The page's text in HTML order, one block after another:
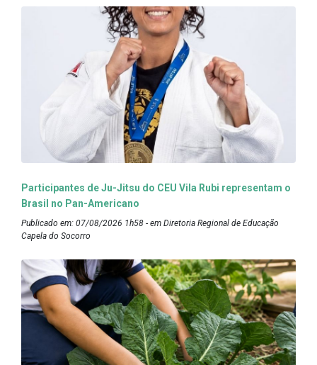
Participantes de Ju-Jitsu do CEU Vila Rubi representam o
Brasil no Pan-Americano
Publicado em: 07/08/2026 1h58 - em Diretoria Regional de Educação
Capela do Socorro